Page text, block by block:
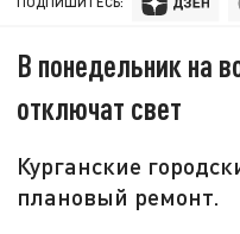
В понедельник на
отключат свет
Курганские
плановый ремонт.